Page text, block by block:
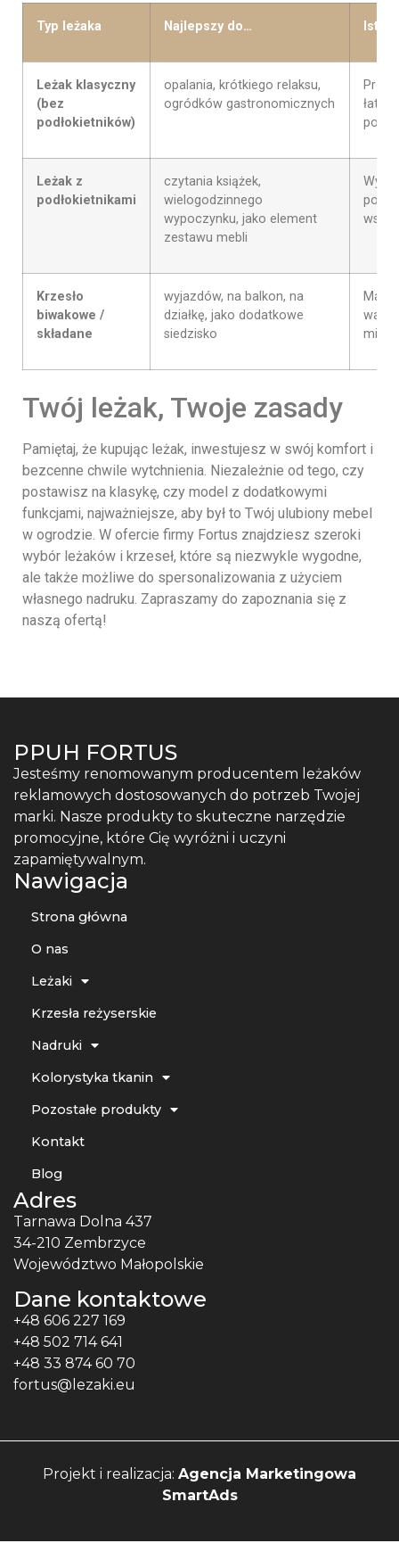
Typ leżaka Najlepszy do…
Leżak klasyczny
(bez
podłokietników)
opalania, krótkiego relaksu,
ogródków gastronomicznych
Leżak z
podłokietnikami
czytania książek,
wielogodzinnego
wypoczynku, jako element
zestawu mebli
Krzesło
biwakowe /
składane
wyjazdów, na balkon, na
działkę, jako dodatkowe
siedzisko
Twój leżak, Twoje zasady
Pamiętaj, że kupując leżak, inwestujesz w swój komfort i
bezcenne chwile wytchnienia. Niezależnie od tego, czy
postawisz na klasykę, czy model z dodatkowymi
funkcjami, najważniejsze, aby był to Twój ulubiony mebel
w ogrodzie. W ofercie firmy Fortus znajdziesz szeroki
wybór leżaków i krzeseł, które są niezwykle wygodne,
ale także możliwe do spersonalizowania z użyciem
własnego nadruku. Zapraszamy do zapoznania się z
naszą ofertą!
PPUH FORTUS
Jesteśmy renomowanym producentem leżaków
reklamowych dostosowanych do potrzeb Twojej
marki. Nasze produkty to skuteczne narzędzie
promocyjne, które Cię wyróżni i uczyni
zapamiętywalnym.
Nawigacja
Strona główna
O nas
Leżaki
Krzesła reżyserskie
Nadruki
Kolorystyka tkanin
Pozostałe produkty
Kontakt
Blog
Adres
Tarnawa Dolna 437
34-210 Zembrzyce
Województwo Małopolskie
Dane kontaktowe
+48 606 227 169
+48 502 714 641
+48 33 874 60 70
fortus@lezaki.eu
Projekt i realizacja: Agencja Marketingowa
SmartAds